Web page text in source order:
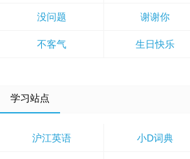
没问题 谢谢你
不客气 生日快乐
学习站点
沪江英语 小D词典